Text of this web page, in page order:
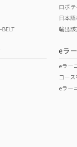
ロボ
日本
輸出
eラ
eラー
コー
eラー